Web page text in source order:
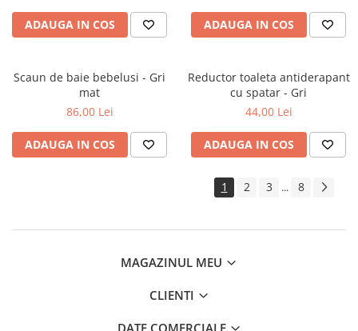
ADAUGA IN COS ADAUGA IN COS
Scaun de baie bebelusi - Gri
mat
86,00 Lei
ADAUGA IN COS
Reductor toaleta antiderapant
cu spatar - Gri
44,00 Lei
ADAUGA IN COS
1 2 3 ... 8
MAGAZINUL MEU
CLIENTI
DATE COMERCIALE